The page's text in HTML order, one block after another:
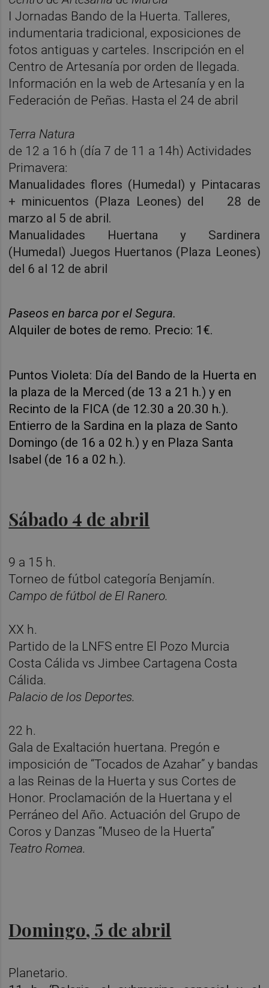
I Jornadas Bando de la Huerta. Talleres,
indumentaria tradicional, exposiciones de
fotos antiguas y carteles. Inscripción en el
Centro de Artesanía por orden de llegada.
Información en la web de Artesanía y en la
Federación de Peñas. Hasta el 24 de abril
Terra Natura
de 12 a 16 h (día 7 de 11 a 14h) Actividades
Primavera:
Manualidades flores (Humedal) y Pintacaras
+ minicuentos (Plaza Leones) del 28 de
marzo al 5 de abril.
Manualidades Huertana y Sardinera
(Humedal) Juegos Huertanos (Plaza Leones)
del 6 al 12 de abril
Paseos en barca por el Segura.
Alquiler de botes de remo. Precio: 1€.
Puntos Violeta: Día del Bando de la Huerta en
la plaza de la Merced (de 13 a 21 h.) y en
Recinto de la FICA (de 12.30 a 20.30 h.).
Entierro de la Sardina en la plaza de Santo
Domingo (de 16 a 02 h.) y en Plaza Santa
Isabel (de 16 a 02 h.).
Sábado 4 de abril
9 a 15 h.
Torneo de fútbol categoría Benjamín.
Campo de fútbol de El Ranero.
XX h.
Partido de la LNFS entre El Pozo Murcia
Costa Cálida vs Jimbee Cartagena Costa
Cálida.
Palacio de los Deportes.
22 h.
Gala de Exaltación huertana. Pregón e
imposición de “Tocados de Azahar” y bandas
a las Reinas de la Huerta y sus Cortes de
Honor. Proclamación de la Huertana y el
Perráneo del Año. Actuación del Grupo de
Coros y Danzas “Museo de la Huerta”
Teatro Romea.
Domingo, 5 de abril
Planetario.